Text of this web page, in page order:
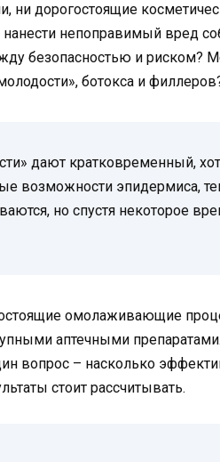
ни дорогостоящие
нанести непоправимый вред
безопасностью и риском?
ботокса и
дают кратковременный,
возможности эпидермиса,
но спустя некоторое
омолаживающие
аптечными
вопрос – насколько
стоит рассчитывать.